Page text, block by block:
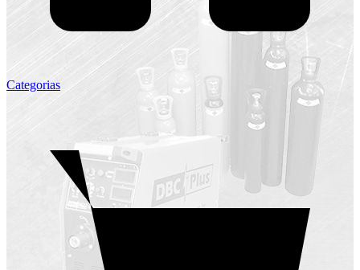
Categorias